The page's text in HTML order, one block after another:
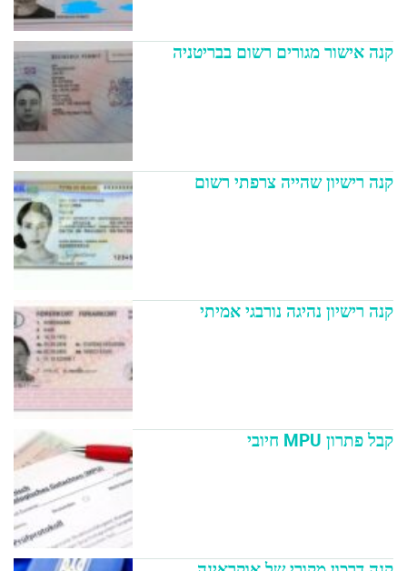
קנה אישור מגורים רשום בבריטניה
קנה רישיון שהייה צרפתי רשום
קנה רישיון נהיגה נורבגי אמיתי
קבל פתרון MPU חיובי